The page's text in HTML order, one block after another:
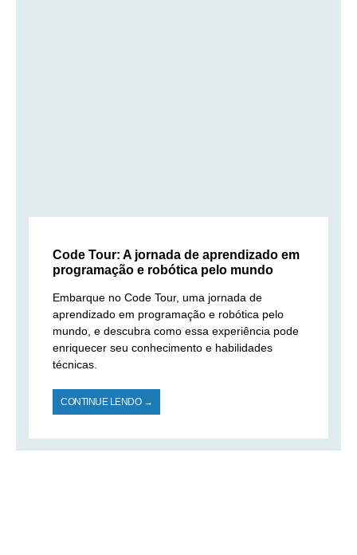
Code Tour: A jornada de aprendizado em
programação e robótica pelo mundo
Embarque no Code Tour, uma jornada de
aprendizado em programação e robótica pelo
mundo, e descubra como essa experiência pode
enriquecer seu conhecimento e habilidades
técnicas.
CONTINUE LENDO →